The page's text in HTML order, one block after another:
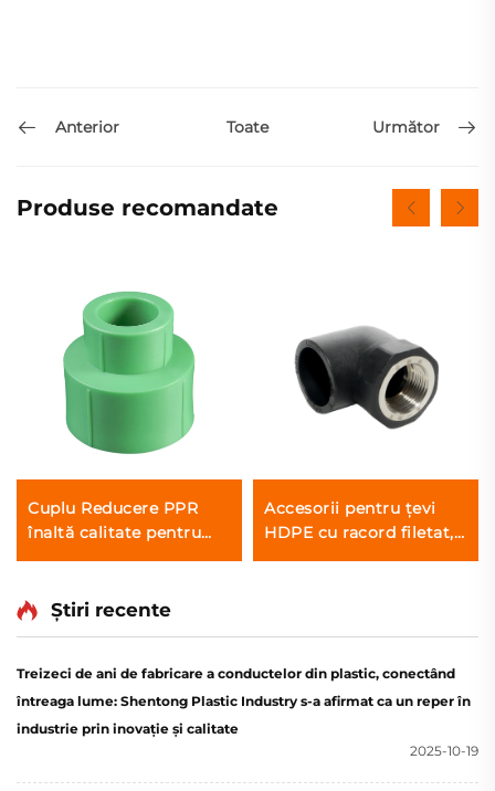
Anterior Toate Următor
Produse recomandate
Cuplu Reducere PPR
înaltă calitate pentru
Apă Rece și Caldă
Accesorii pentru țevi
HDPE cu racord filetat,
cot feminin de 90 de
Știri recente
Treizeci de ani de fabricare a conductelor din plastic, conectând
întreaga lume: Shentong Plastic Industry s-a afirmat ca un reper în
industrie prin inovație și calitate
2025-10-19